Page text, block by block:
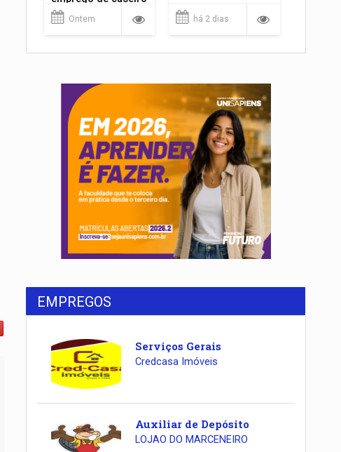
em porto velho
Ontem há 2 dias
EMPREGOS
Serviços Gerais
Credcasa Imóveis
Auxiliar de Depósito
LOJAO DO MARCENEIRO